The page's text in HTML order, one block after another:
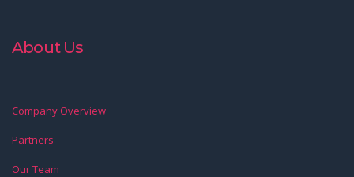
About Us
Company Overview
Partners
Our Team